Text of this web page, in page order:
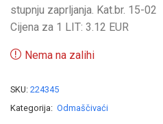
stupnju zaprljanja. Kat.br. 15-02
Cijena za 1 LIT: 3.12 EUR
Nema na zalihi
SKU: 224345
Kategorija: Odmaščivaći